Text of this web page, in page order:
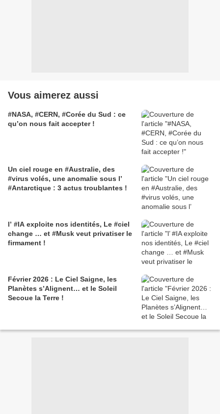
Vous aimerez aussi
#NASA, #CERN, #Corée du Sud : ce
qu’on nous fait accepter !
Un ciel rouge en #Australie, des
#virus volés, une anomalie sous l’
#Antarctique : 3 actus troublantes !
l’ #IA exploite nos identités, Le #ciel
change … et #Musk veut privatiser le
firmament !
Février 2026 : Le Ciel Saigne, les
Planètes s’Alignent… et le Soleil
Secoue la Terre !